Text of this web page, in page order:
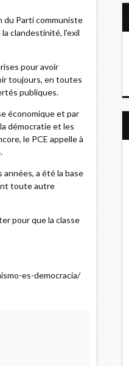
du Parti communiste
clandestinité, l'exil
pour avoir
toujours, en toutes
publiques.
économique et par
démocratie et les
le PCE appelle à
a été la base
toute autre
pour que la classe
es-democracia/